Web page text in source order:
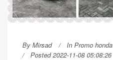
By Mirsad In Promo honda
Posted 2022-11-08 05:08:26